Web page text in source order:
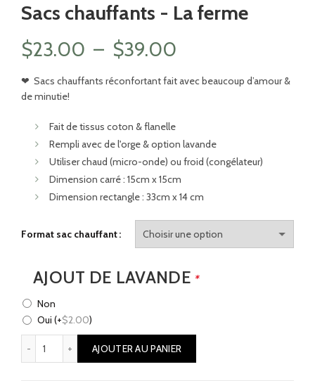
Sacs chauffants - La ferme
$23.00 – $39.00
de
$23.00
à
$39.00
❤ Sacs chauffants réconfortant fait avec beaucoup d’amour &
de minutie!
Fait de tissus coton & flanelle
Rempli avec de l'orge & option lavande
Utiliser chaud (micro-onde) ou froid (congélateur)
Dimension carré : 15cm x 15cm
Dimension rectangle : 33cm x 14 cm
Format sac chauffant
AJOUT DE LAVANDE*
Non
Oui (+$2.00)
AJOUTER AU PANIER